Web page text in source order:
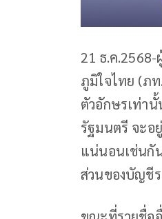
21 ธ.ค
ภูมิใจไทย (ภ
ตัวอักษรเท่า
รัฐมนตรี จะอ
แน่นอนเช่นกั
ส่วนของบัญชี